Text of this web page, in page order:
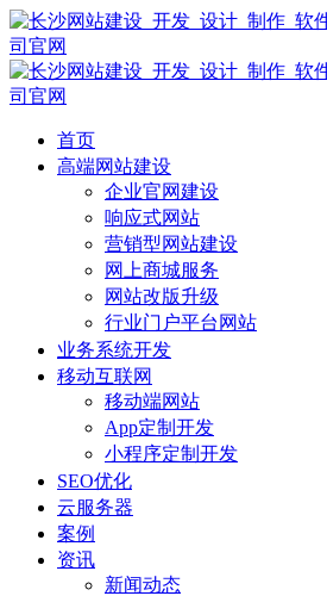
首页
高端网站建设
企业官网建设
响应式网站
营销型网站建设
网上商城服务
网站改版升级
行业门户平台网站
业务系统开发
移动互联网
移动端网站
App定制开发
小程序定制开发
SEO优化
云服务器
案例
资讯
新闻动态